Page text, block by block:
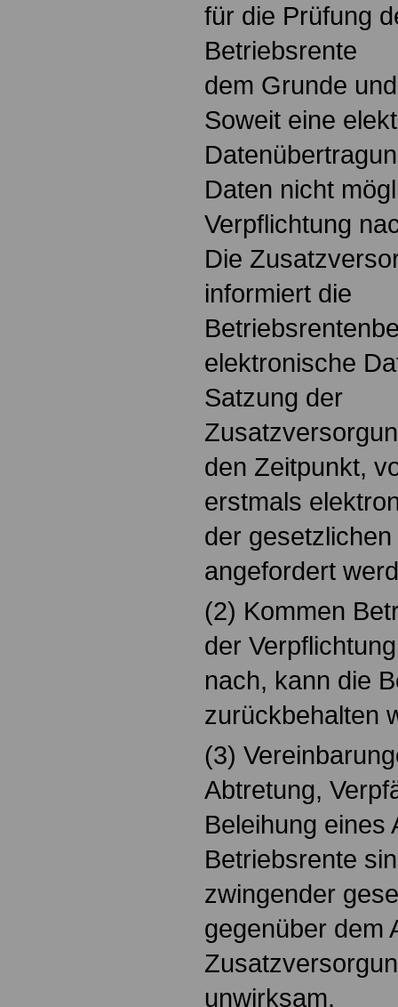
für die Prüfung
Betriebsrente
dem Grunde
Soweit eine
Daten nicht
Verpflichtung
Die
informiert die
elektronische
Satzung der
den Zeitpunkt,
erstmals
der
angefordert
(2) Kommen
der
nach, kann die
zurückbehalten
(3)
Abtretung,
Beleihung eines
Betriebsrente
zwingender
gegenüber dem
unwirksam.